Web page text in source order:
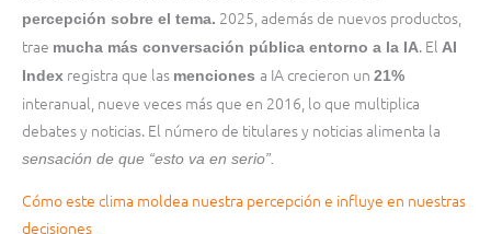
percepción sobre el tema. 2025, además de nuevos productos,
trae mucha más conversación pública entorno a la IA. El AI
Index registra que las menciones a IA crecieron un 21%
interanual, nueve veces más que en 2016, lo que multiplica
debates y noticias. El número de titulares y noticias alimenta la
sensación de que “esto va en serio”.
Cómo este clima moldea nuestra percepción e influye en nuestras
decisiones